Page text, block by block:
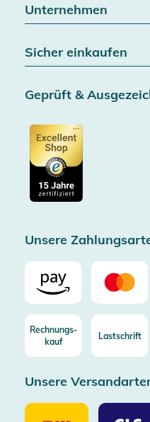
Batteriegesetz
Widerrufsrecht
Vertrag widerrufen
AGB &
Datenschutz
Cookie-Einstellungen
Unternehmen
Blog
Jobs
Gutscheine
Showroom Düsseldorf
Impressum
Sicher einkaufen
SSL-Verschlüsselung
Zertifiziert durch
Käuferschutz bis
Gratis Versand ab
Kostenlose
Geprüft &
Unsere
Rechnungs-
kauf
Lastschrift
Unsere
Unsere
Unsere